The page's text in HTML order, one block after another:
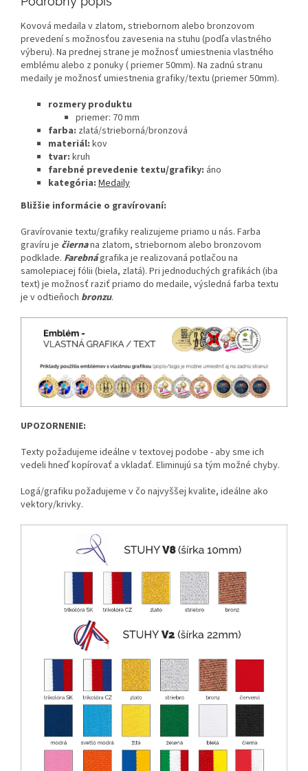
Kovová medaila v zlatom, striebornom alebo bronzovom
prevedení s možnosťou zavesenia na stuhu (podľa vlastného
výberu). Na prednej strane je možnosť umiestnenia vlastného
emblému alebo z ponuky ( priemer 50mm). Na zadnú stranu
medaily je možnosť umiestnenia grafiky/textu (priemer 50mm).
rozmery produktu
priemer: 70 mm
farba: zlatá/strieborná/bronzová
materiál: kov
tvar: kruh
farebné prevedenie textu/grafiky: áno
kategória: Medaily
Bližšie informácie o gravírovaní:
Gravírovanie textu/grafiky realizujeme priamo u nás. Farba
gravíru je čiernana zlatom, striebornom alebo bronzovom
podklade. Farebnágrafika je realizovaná potlačou na
samolepiacej fólii (biela, zlatá). Pri jednoduchých grafikách (iba
text) je možnosť raziť priamo do medaile, výsledná farba textu
je v odtieňoch bronzu.
UPOZORNENIE:
Texty požadujeme ideálne v textovej podobe - aby sme ich
vedeli hneď kopírovať a vkladať. Eliminujú sa tým možné chyby.
Logá/grafiku požadujeme v čo najvyššej kvalite, ideálne ako
vektory/krivky.